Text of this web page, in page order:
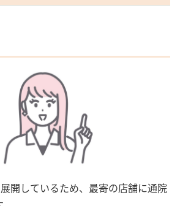
開しているため、最寄の店舗に通院